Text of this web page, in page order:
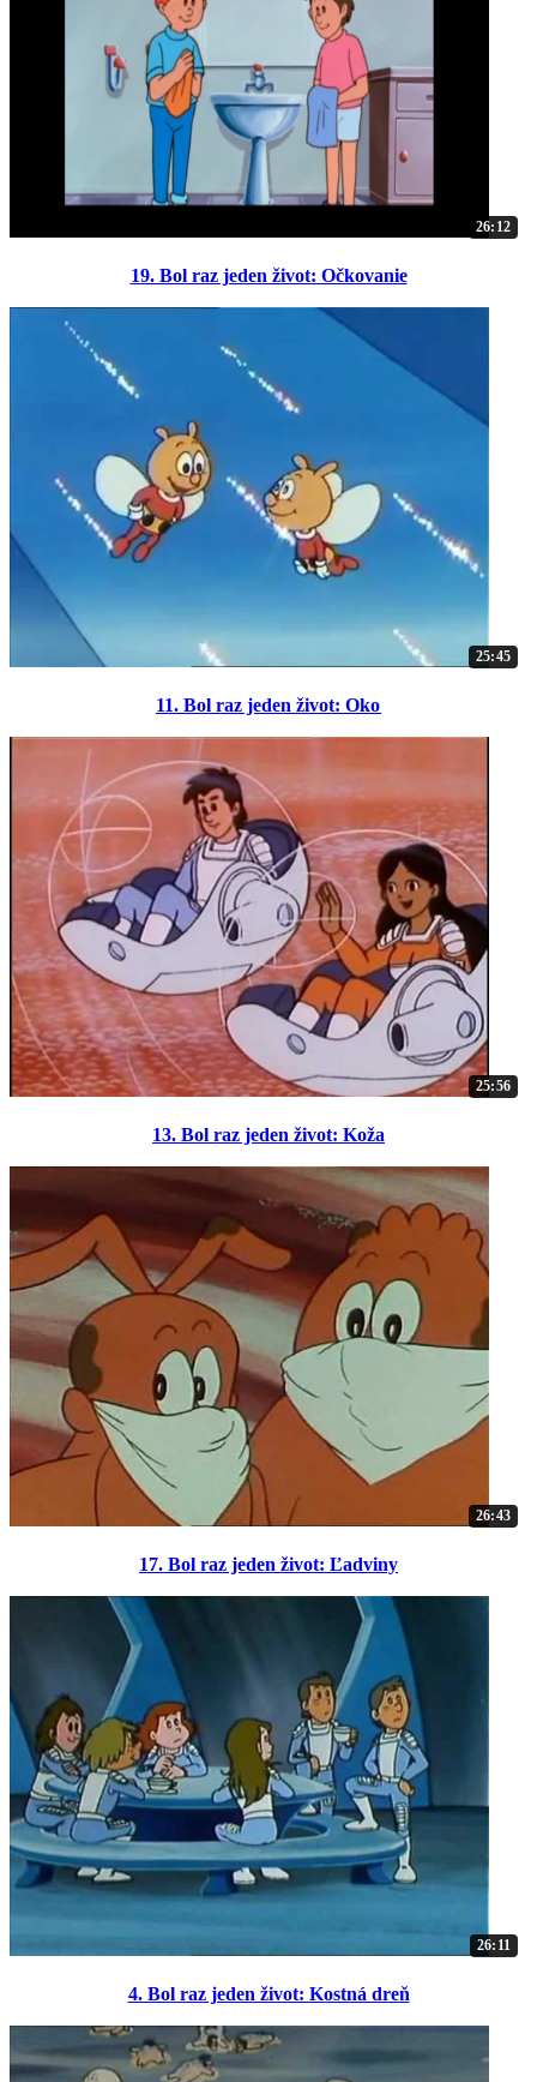
26:12
19. Bol raz jeden život: Očkovanie
25:45
11. Bol raz jeden život: Oko
25:56
13. Bol raz jeden život: Koža
26:43
17. Bol raz jeden život: Ľadviny
26:11
4. Bol raz jeden život: Kostná dreň